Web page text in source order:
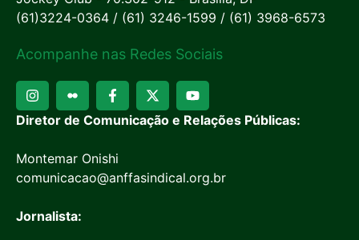
(61)3224-0364 / (61) 3246-1599 / (61) 3968-6573
Acompanhe nas Redes Sociais
Diretor de Comunicação e Relações Públicas:
Montemar Onishi
comunicacao@anffasindical.org.br
Jornalista: